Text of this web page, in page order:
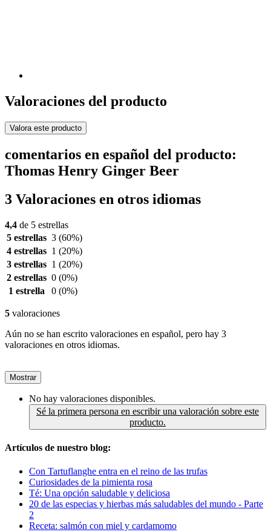
Valoraciones del producto
Valora este producto
comentarios en español del producto:
Thomas Henry Ginger Beer
3 Valoraciones en otros idiomas
4,4 de 5 estrellas
5 estrellas 3 (60%)
4 estrellas 1 (20%)
3 estrellas 1 (20%)
2 estrellas 0 (0%)
1 estrella
0 (0%)
5 valoraciones
Aún no se han escrito valoraciones en español, pero hay 3
valoraciones en otros idiomas.
Mostrar
No hay valoraciones disponibles.
Sé la primera persona en escribir una valoración sobre este
producto.
Artículos de nuestro blog:
Con Tartuflanghe entra en el reino de las trufas
Curiosidades de la pimienta rosa
Té: Una opción saludable y deliciosa
20 de las especias y hierbas más saludables del mundo - Parte
2
Receta: salmón con miel y cardamomo